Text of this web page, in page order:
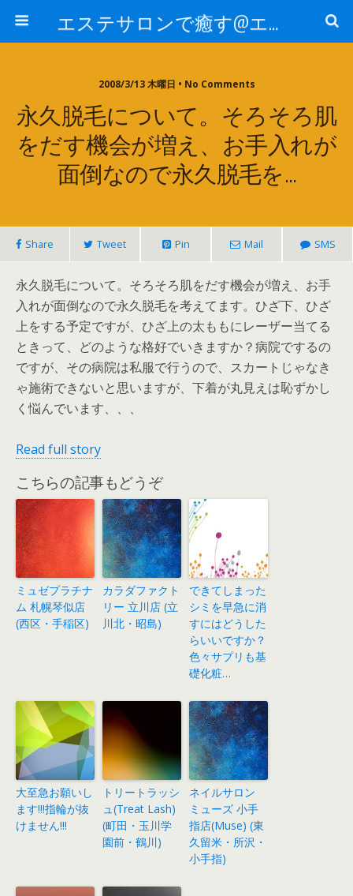
エステサロンで癒す@エステ～全国エステ情報
2008/3/13 木曜日 • No Comments
永久脱毛について。そろそろ肌
をだす機会が増え、お手入れが
面倒なので永久脱毛を…
Share Tweet Pin Mail SMS
永久脱毛について。そろそろ肌をだす機会が増え、お手
入れが面倒なので永久脱毛を考えてます。ひざ下、ひざ
上をする予定ですが、ひざ上の太ももにレーザー当てる
ときって、どのような格好でいきますか？病院でするの
ですが、その病院は私服で行うので、スカートじゃなき
ゃ施術できないと思いますが、下着が丸見えは恥ずかし
く悩んでいます、、、
Read full story
こちらの記事もどうぞ
ミュゼプラチナ
ム 札幌琴似店
(西区・手稲区)
カラダファクト
リー 立川店 (立
川北・昭島)
できてしまった
シミを早急に消
すにはどうした
らいいですか？
色々サプリも基
礎化粧…
大至急お願いし
ます!!!指輪が抜
けません!!!
トリートラッシ
ュ(Treat Lash)
(町田・玉川学
園前・鶴川)
ネイルサロン
ミューズ 小手
指店(Muse) (東
久留米・所沢・
小手指)